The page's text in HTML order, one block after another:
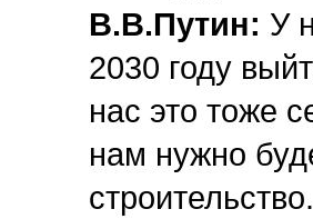
В.В.Путин: У
2030 году
нас это тоже
нам нужно